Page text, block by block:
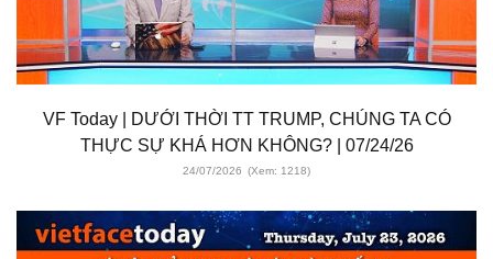
VF Today | DƯỚI THỜI TT TRUMP, CHÚNG TA CÓ
THỰC SỰ KHÁ HƠN KHÔNG? | 07/24/26
24/07/2026 (Xem: 1218)